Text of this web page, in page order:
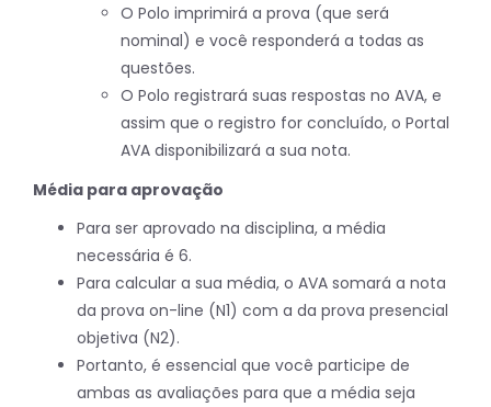
O Polo imprimirá a prova (que será
nominal) e você responderá a todas as
questões.
O Polo registrará suas respostas no AVA, e
assim que o registro for concluído, o Portal
AVA disponibilizará a sua nota.
Média para aprovação
Para ser aprovado na disciplina, a média
necessária é 6.
Para calcular a sua média, o AVA somará a nota
da prova on-line (N1) com a da prova presencial
objetiva (N2).
Portanto, é essencial que você participe de
ambas as avaliações para que a média seja